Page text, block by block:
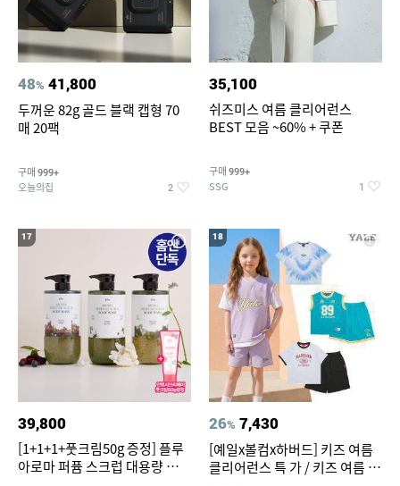
48% 41,800
두꺼운 82g 골드 블랙 캡형 70
매 20팩
구매 999+
오늘의집 2
35,100
쉬즈미스 여름 클리어런스
BEST 모음 ~60% + 쿠폰
구매 999+
SSG 1
17
39,800
[1+1+1+풋크림50g 증정] 플루
아로마 퍼퓸 스크럽 대용량 바디
18
26% 7,430
[예일x볼컴x하버드] 키즈 여름
클리어런스 특 가 / 키즈 여름 수